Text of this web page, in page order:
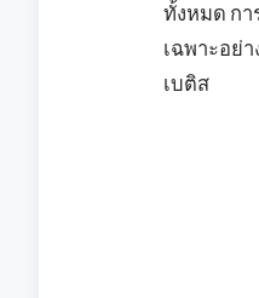
ทั้งหมด กา
เฉพาะอย่
เบติส